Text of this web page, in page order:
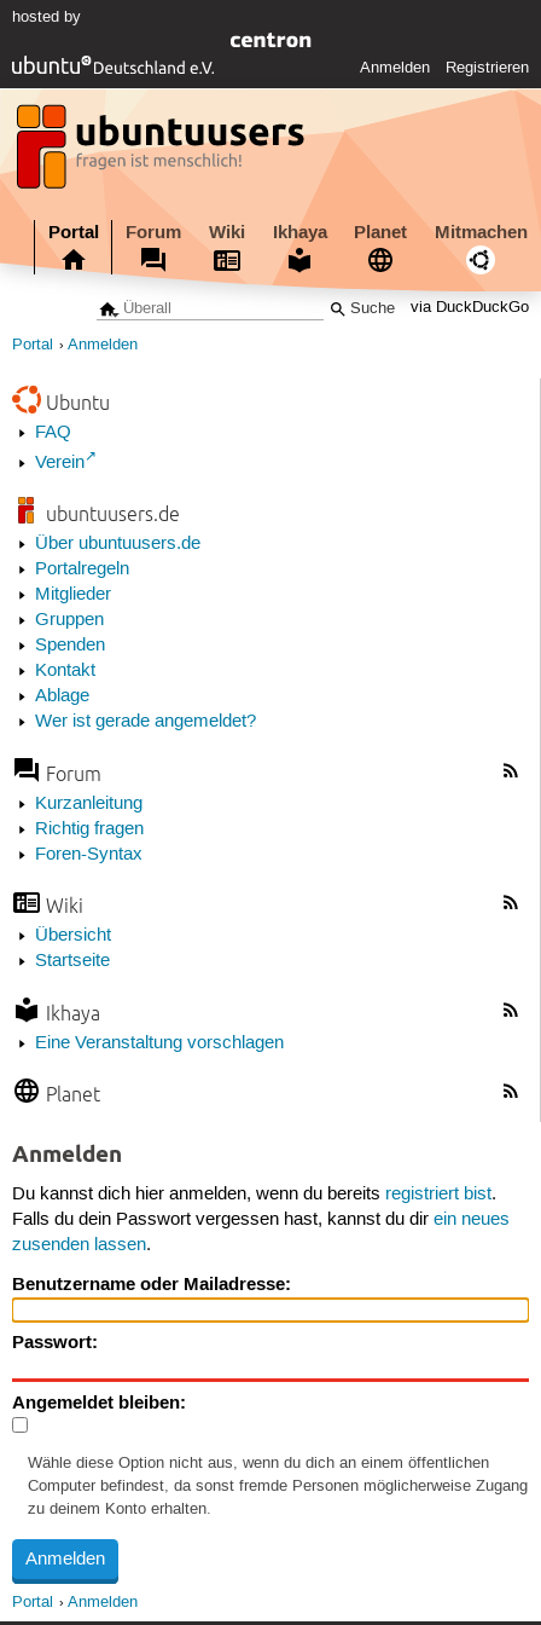
hosted by
Anmelden Registrieren
Portal Forum Wiki Ikhaya Planet Mitmachen
via DuckDuckGo
Portal Anmelden
Ubuntu
FAQ
Verein
ubuntuusers.de
Über ubuntuusers.de
Portalregeln
Mitglieder
Gruppen
Spenden
Kontakt
Ablage
Wer ist gerade angemeldet?
Forum
Kurzanleitung
Richtig fragen
Foren-Syntax
Wiki
Übersicht
Startseite
Ikhaya
Eine Veranstaltung vorschlagen
Planet
Anmelden
Du kannst dich hier anmelden, wenn du bereits registriert bist.
Falls du dein Passwort vergessen hast, kannst du dir ein neues
zusenden lassen.
Benutzername oder Mailadresse:
Passwort:
Angemeldet bleiben:
Wähle diese Option nicht aus, wenn du dich an einem öffentlichen
Computer befindest, da sonst fremde Personen möglicherweise Zugang
zu deinem Konto erhalten.
Portal Anmelden